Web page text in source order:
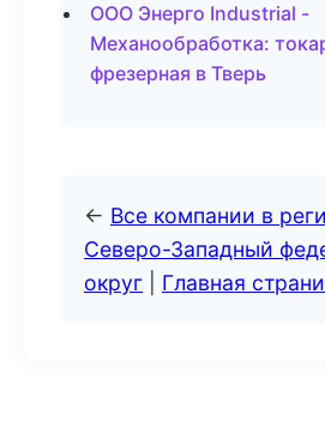
ООО Энерго Industrial -
Механообработка:
фрезерная в Тверь
← Все компании в
Северо-Западный
округ
Главная